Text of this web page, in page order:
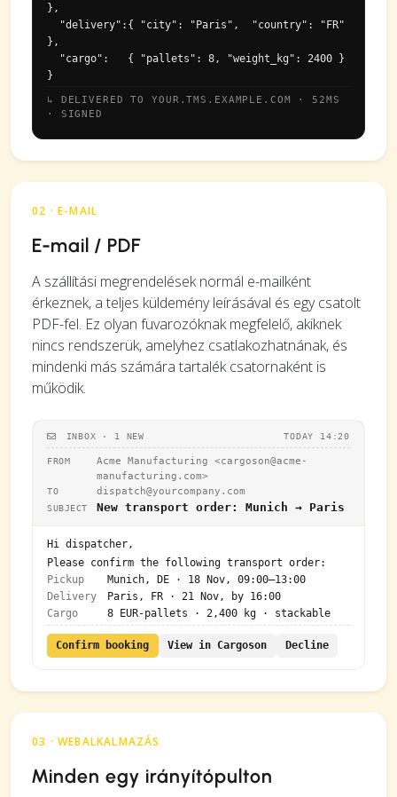
},
},
}
↳ DELIVERED TO YOUR.TMS.EXAMPLE.COM · 52MS
· SIGNED
02 · E-MAIL
E-mail / PDF
A szállítási megrendelések normál e-mailként
érkeznek, a teljes küldemény leírásával és egy csatolt
PDF-fel. Ez olyan fuvarozóknak megfelelő, akiknek
nincs rendszerük, amelyhez csatlakozhatnának, és
mindenki más számára tartalék csatornaként is
működik.
INBOX · 1 NEW TODAY 14:20
FROM Acme Manufacturing <cargoson@acme-
manufacturing.com>
TO dispatch@yourcompany.com
SUBJECT New transport order: Munich → Paris
Hi dispatcher,
Please confirm the following transport order:
Pickup
Munich, DE · 18 Nov, 09:00–13:00
Delivery
Paris, FR · 21 Nov, by 16:00
Cargo
8 EUR-pallets · 2,400 kg · stackable
Confirm booking View in Cargoson Decline
03 · WEBALKALMAZÁS
Minden egy irányítópulton